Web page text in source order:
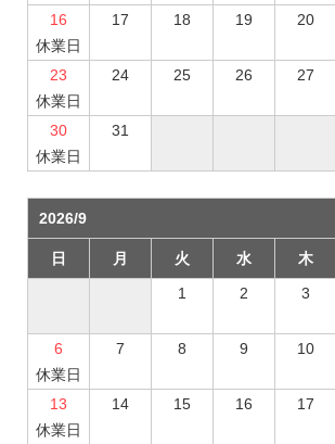
16
休業日
17 18 19 20
23
休業日
24 25 26 27
30
休業日
31
2026/9
日 月 火 水 木
1
2 3
6
休業日
7 8 9 10
13
休業日
14 15 16 17